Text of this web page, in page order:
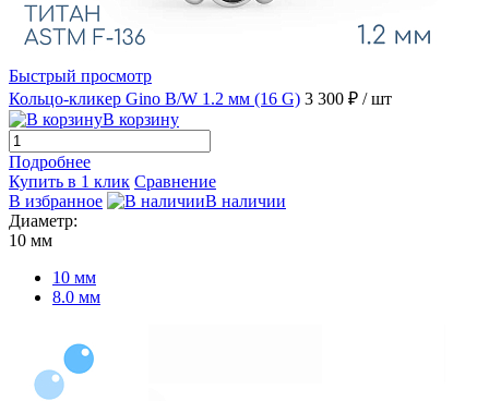
Быстрый просмотр
Кольцо-кликер Gino B/W 1.2 мм (16 G) 3 300 ₽ / шт
В корзину
Подробнее
Купить в 1 клик Сравнение
В избранное
В наличии
Диаметр:
10 мм
10 мм
8.0 мм